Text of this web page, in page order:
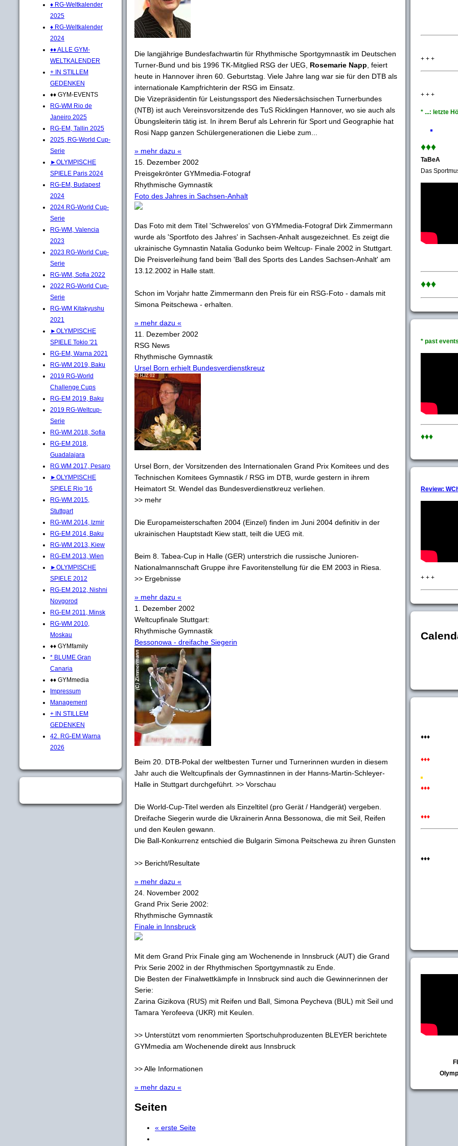
♦ RG-Weltkalender
2025
♦ RG-Weltkalender
2024
♦♦ ALLE GYM-
WELTKALENDER
+ IN STILLEM
GEDENKEN
♦♦ GYM-EVENTS
RG-WM Rio de
Janeiro 2025
RG-EM, Tallin 2025
2025, RG-World Cup-
Serie
►OLYMPISCHE
SPIELE Paris 2024
RG-EM, Budapest
2024
2024 RG-World Cup-
Serie
RG-WM, Valencia
2023
2023 RG-World Cup-
Serie
RG-WM, Sofia 2022
2022 RG-World Cup-
Serie
RG-WM Kitakyushu
2021
►OLYMPISCHE
SPIELE Tokio '21
RG-EM, Warna 2021
RG-WM 2019, Baku
2019 RG-World
Challenge Cups
RG-EM 2019, Baku
2019 RG-Weltcup-
Serie
RG-WM 2018, Sofia
RG-EM 2018,
Guadalajara
RG WM 2017, Pesaro
►OLYMPISCHE
SPIELE Rio '16
RG-WM 2015,
Stuttgart
RG-WM 2014, Izmir
RG-EM 2014, Baku
RG-WM 2013, Kiew
RG-EM 2013, Wien
►OLYMPISCHE
SPIELE 2012
RG-EM 2012, Nishni
Novgorod
RG-EM 2011, Minsk
RG-WM 2010,
Moskau
♦♦ GYMfamily
* BLUME Gran
Canaria
♦♦ GYMmedia
Impressum
Management
+ IN STILLEM
GEDENKEN
42. RG-EM Warna
2026
Die langjährige Bundesfachwartin für Rhythmische Sportgymnastik im Deutschen
Turner-Bund und bis 1996 TK-Mitglied RSG der UEG, Rosemarie Napp , feiert
heute in Hannover ihren 60. Geburtstag. Viele Jahre lang war sie für den DTB als
internationale Kampfrichterin der RSG im Einsatz.
Die Vizepräsidentin für Leistungssport des Niedersächsischen Turnerbundes
(NTB) ist auch Vereinsvorsitzende des TuS Ricklingen Hannover, wo sie auch als
Übungsleiterin tätig ist. In ihrem Beruf als Lehrerin für Sport und Geographie hat
Rosi Napp ganzen Schülergenerationen die Liebe zum...
» mehr dazu «
15. Dezember 2002
Preisgekrönter GYMmedia-Fotograf
Rhythmische Gymnastik
Foto des Jahres in Sachsen-Anhalt
Das Foto mit dem Titel 'Schwerelos' von GYMmedia-Fotograf Dirk Zimmermann
wurde als 'Sportfoto des Jahres' in Sachsen-Anhalt ausgezeichnet. Es zeigt die
ukrainische Gymnastin Natalia Godunko beim Weltcup- Finale 2002 in Stuttgart.
Die Preisverleihung fand beim 'Ball des Sports des Landes Sachsen-Anhalt' am
13.12.2002 in Halle statt.
Schon im Vorjahr hatte Zimmermann den Preis für ein RSG-Foto - damals mit
Simona Peitschewa - erhalten.
» mehr dazu «
11. Dezember 2002
RSG News
Rhythmische Gymnastik
Ursel Born erhielt Bundesverdienstkreuz
Ursel Born, der Vorsitzenden des Internationalen Grand Prix Komitees und des
Technischen Komitees Gymnastik / RSG im DTB, wurde gestern in ihrem
Heimatort St. Wendel das Bundesverdienstkreuz verliehen.
>> mehr
Die Europameisterschaften 2004 (Einzel) finden im Juni 2004 definitiv in der
ukrainischen Hauptstadt Kiew statt, teilt die UEG mit.
Beim 8. Tabea-Cup in Halle (GER) unterstrich die russische Junioren-
Nationalmannschaft Gruppe ihre Favoritenstellung für die EM 2003 in Riesa.
>> Ergebnisse
» mehr dazu «
1. Dezember 2002
Weltcupfinale Stuttgart:
Rhythmische Gymnastik
Bessonowa - dreifache Siegerin
Beim 20. DTB-Pokal der weltbesten Turner und Turnerinnen wurden in diesem
Jahr auch die Weltcupfinals der Gymnastinnen in der Hanns-Martin-Schleyer-
Halle in Stuttgart durchgeführt. >> Vorschau
Die World-Cup-Titel werden als Einzeltitel (pro Gerät / Handgerät) vergeben.
Dreifache Siegerin wurde die Ukrainerin Anna Bessonowa, die mit Seil, Reifen
und den Keulen gewann.
Die Ball-Konkurrenz entschied die Bulgarin Simona Peitschewa zu ihren Gunsten
>> Bericht/Resultate
» mehr dazu «
24. November 2002
Grand Prix Serie 2002:
Rhythmische Gymnastik
Finale in Innsbruck
Mit dem Grand Prix Finale ging am Wochenende in Innsbruck (AUT) die Grand
Prix Serie 2002 in der Rhythmischen Sportgymnastik zu Ende.
Die Besten der Finalwettkämpfe in Innsbruck sind auch die Gewinnerinnen der
Serie:
Zarina Gizikova (RUS) mit Reifen und Ball, Simona Peycheva (BUL) mit Seil und
Tamara Yerofeeva (UKR) mit Keulen.
>> Unterstützt vom renommierten Sportschuhproduzenten BLEYER berichtete
GYMmedia am Wochenende direkt aus Innsbruck
>> Alle Informationen
» mehr dazu «
Seiten
« erste Seite
+ + +
+ + +
* ...: letzte
♦♦♦
TaBeA
Das
♦♦♦
* past
♦♦♦
Review:
+ + +
♦♦♦
♦♦♦
♦♦♦
♦♦♦
♦♦♦